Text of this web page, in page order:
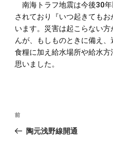
南海トラフ地震は今後30年
されており『いつ起きても
います。災害は起こらない
んが、もしものときに備え、
食糧に加え給水場所や給水
思いました。
投
ナ
前
の
前
陶元浅野線開通